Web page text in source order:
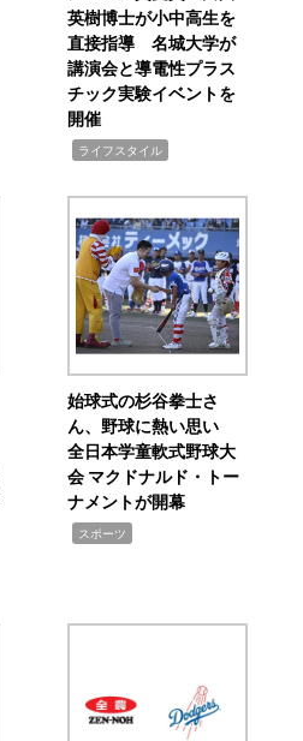
英樹博士が小中高生を
直接指導 名城大学が
講演会と導電性プラス
チック実験イベントを
開催
ライフスタイル
始球式の杉谷拳士さ
ん、野球に熱い思い
全日本学童軟式野球大
会 マクドナルド・トー
ナメントが開幕
スポーツ